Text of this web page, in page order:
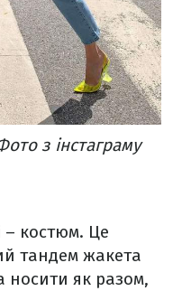
з інстаграму
– костюм. Це
тандем жакета
носити як разом,